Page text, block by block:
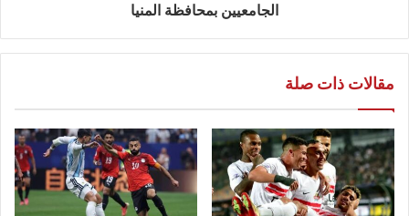
الجامعيين بمحافظة المنيا
مقالات ذات صلة